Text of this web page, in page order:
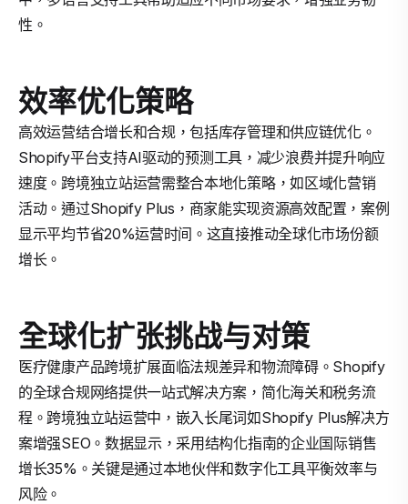
性。
效率优化策略
高效运营结合增长和合规，包括库存管理和供应链优化。
Shopify平台支持AI驱动的预测工具，减少浪费并提升响应
速度。跨境独立站运营需整合本地化策略，如区域化营销
活动。通过Shopify Plus，商家能实现资源高效配置，案例
显示平均节省20%运营时间。这直接推动全球化市场份额
增长。
全球化扩张挑战与对策
医疗健康产品跨境扩展面临法规差异和物流障碍。Shopify
的全球合规网络提供一站式解决方案，简化海关和税务流
程。跨境独立站运营中，嵌入长尾词如Shopify Plus解决方
案增强SEO。数据显示，采用结构化指南的企业国际销售
增长35%。关键是通过本地伙伴和数字化工具平衡效率与
风险。